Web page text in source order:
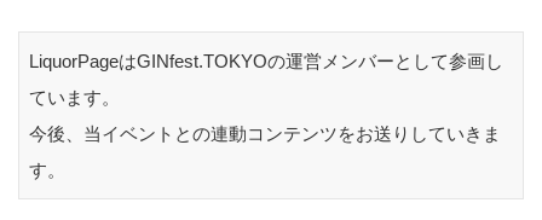
LiquorPageはGINfest.TOKYOの運営メンバーとして参画し
ています。
今後、当イベントとの連動コンテンツをお送りしていきま
す。